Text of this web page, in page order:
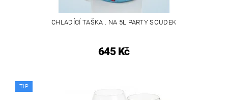
CHLADÍCÍ TAŠKA . NA 5L PARTY SOUDEK
645 Kč
TIP